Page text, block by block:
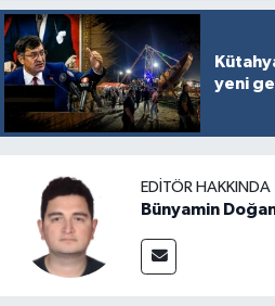
yeni
EDITÖR HAKKINDA
Bünyamin